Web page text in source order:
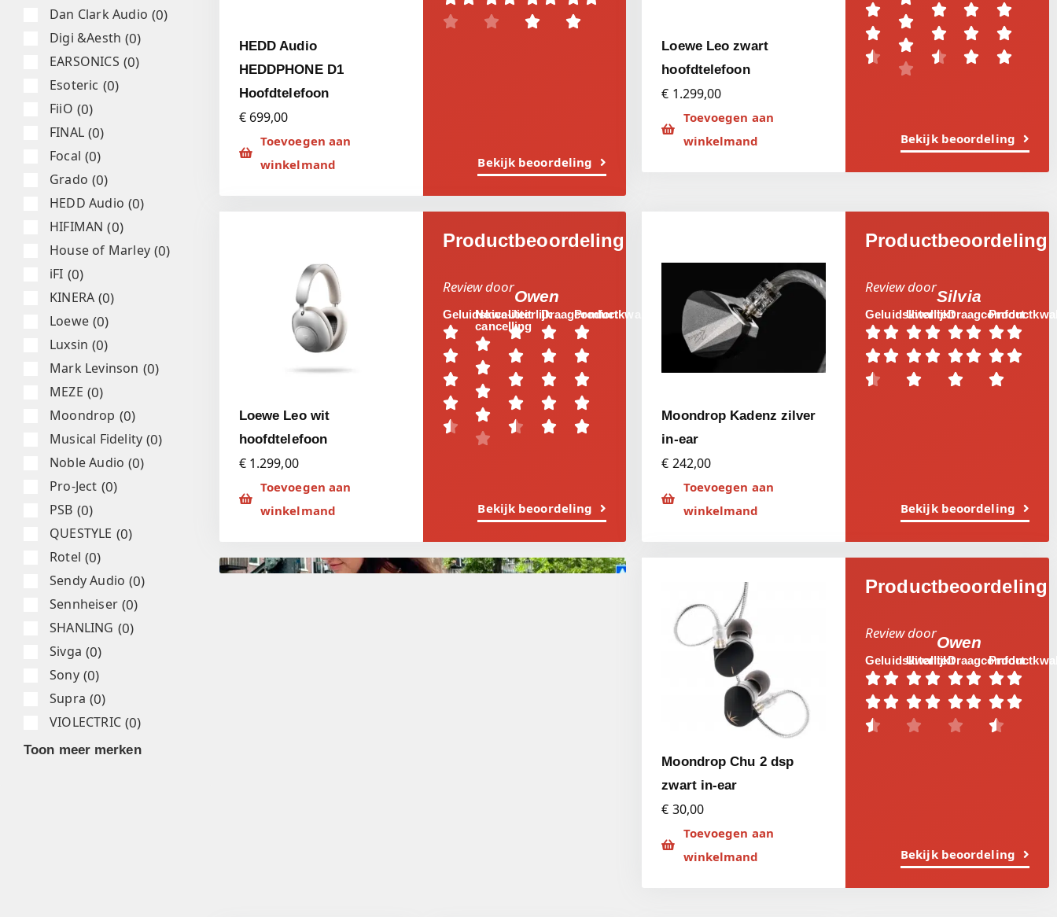
Dan Clark Audio (0)
Digi &Aesth (0)
EARSONICS (0)
Esoteric (0)
FiiO (0)
FINAL (0)
Focal (0)
Grado (0)
HEDD Audio (0)
HIFIMAN (0)
House of Marley (0)
iFI (0)
KINERA (0)
Loewe (0)
Luxsin (0)
Mark Levinson (0)
MEZE (0)
Moondrop (0)
Musical Fidelity (0)
Noble Audio (0)
Pro-Ject (0)
PSB (0)
QUESTYLE (0)
Rotel (0)
Sendy Audio (0)
Sennheiser (0)
SHANLING (0)
Sivga (0)
Sony (0)
Supra (0)
VIOLECTRIC (0)
Toon meer merken
HEDD Audio
HEDDPHONE D1
Hoofdtelefoon
€ 699,00
Toevoegen aan
winkelmand




Bekijk beoordeling
Loewe Leo zwart
hoofdtelefoon
€ 1.299,00
Toevoegen aan
winkelmand















Bekijk beoordeling
Loewe Leo wit
hoofdtelefoon
€ 1.299,00
Toevoegen aan
winkelmand
Productbeoordeling
Review door
Owen
Geluidskwaliteit





Noice-
cancelling





Uiterlijk





Draagcomfort





Productkwaliteit





Bekijk beoordeling
Moondrop Kadenz zilver
in-ear
€ 242,00
Toevoegen aan
winkelmand
Productbeoordeling
Review door
Silvia
Geluidskwaliteit



Uiterlijk
 
 

Draagcomfort






Bekijk beoordeling
Moondrop Chu 2 dsp
zwart in-ear
€ 30,00
Toevoegen aan
winkelmand
Productbeoordeling
Review door
Owen
Geluidskwaliteit



Uiterlijk
 
 

Draagcomfort






Bekijk beoordeling